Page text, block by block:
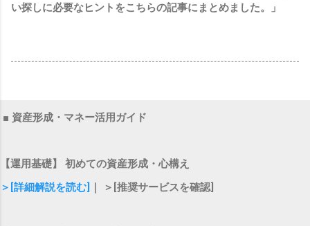
い探しに必要なヒントをこちらの記事にまとめました。」
■ 資産形成・マネー活用ガイド
【運用基礎】 初めての資産形成・心構え
＞[詳細解説を読む]
｜ ＞[推奨サービスを確認]